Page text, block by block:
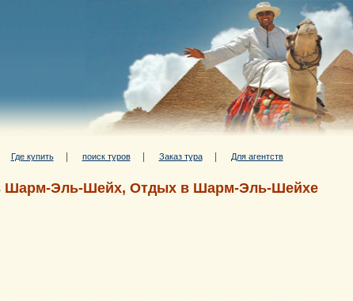
Где купить| поиск туров| Заказ тура| Для агентств
Шарм-Эль-Шейх, Отдых в Шарм-Эль-Шейхе